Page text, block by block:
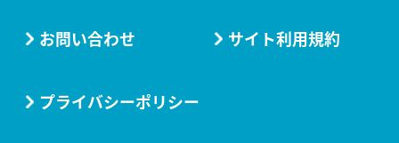
お問い合わせ サイト利用規約
プライバシーポリシー